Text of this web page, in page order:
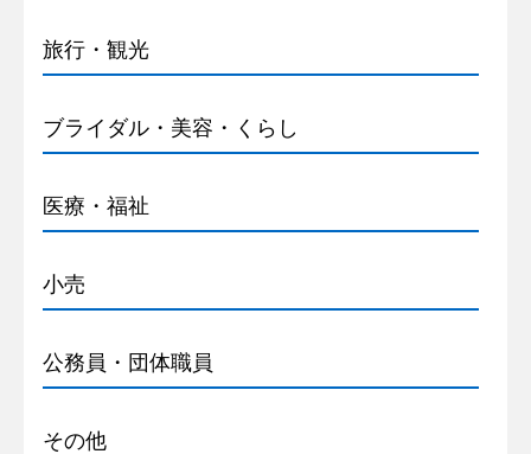
旅行・観光
ブライダル・美容・くらし
医療・福祉
小売
公務員・団体職員
その他